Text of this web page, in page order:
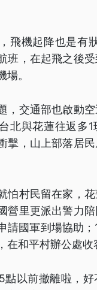
飛機起降也是有
班，在起飛之後
。
，交通部也啟動
北與花蓮往返多
擊，山上部落居
怕村民留在家，
營里更派出警力
請國軍到場協助
在和平村辦公處收
以前撤離啦，好